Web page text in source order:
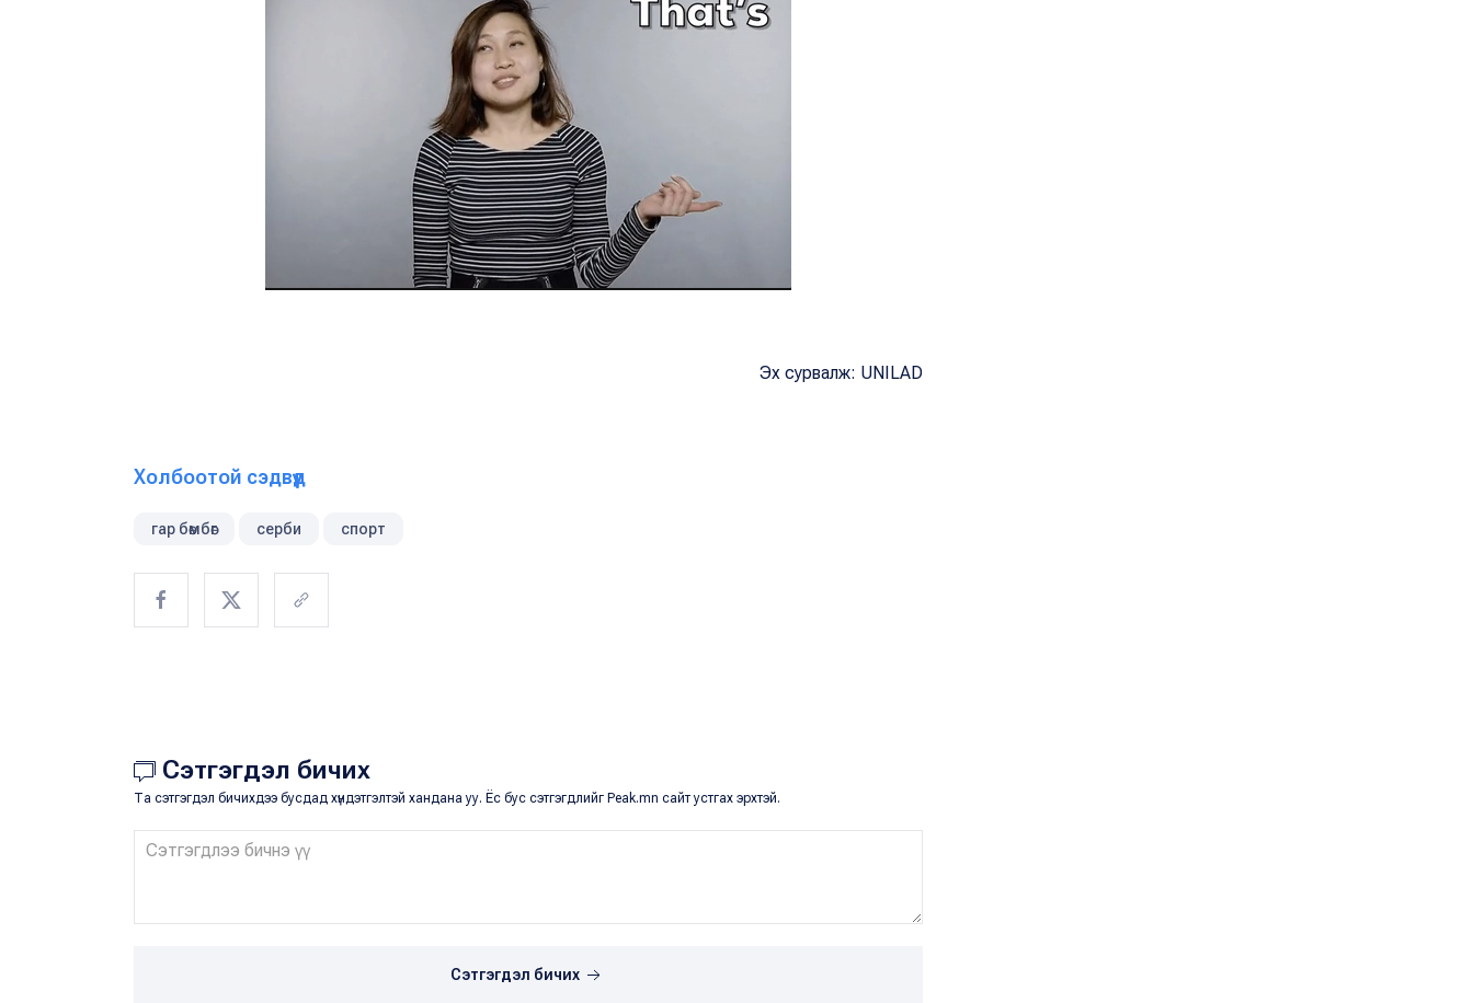
Эх сурвалж: UNILAD
Холбоотой сэдвүүд
гар бөмбөг серби спорт
Сэтгэгдэл бичих
Та сэтгэгдэл бичихдээ бусдад хүндэтгэлтэй хандана уу. Ёс бус сэтгэгдлийг Peak.mn сайт устгах эрхтэй.
Сэтгэгдэл бичих